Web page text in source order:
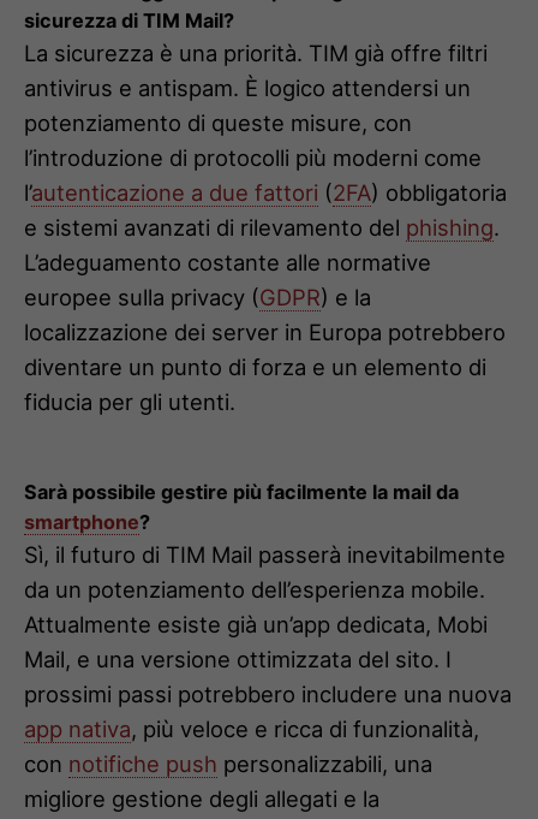
sicurezza di TIM Mail?
La sicurezza è una priorità. TIM già offre filtri
antivirus e antispam. È logico attendersi un
potenziamento di queste misure, con
l’introduzione di protocolli più moderni come
l’autenticazione a due fattori (2FA) obbligatoria
e sistemi avanzati di rilevamento del phishing.
L’adeguamento costante alle normative
europee sulla privacy (GDPR) e la
localizzazione dei server in Europa potrebbero
diventare un punto di forza e un elemento di
fiducia per gli utenti.
Sarà possibile gestire più facilmente la mail da
smartphone?
Sì, il futuro di TIM Mail passerà inevitabilmente
da un potenziamento dell’esperienza mobile.
Attualmente esiste già un’app dedicata, Mobi
Mail, e una versione ottimizzata del sito. I
prossimi passi potrebbero includere una nuova
app nativa, più veloce e ricca di funzionalità,
con notifiche push personalizzabili, una
migliore gestione degli allegati e la